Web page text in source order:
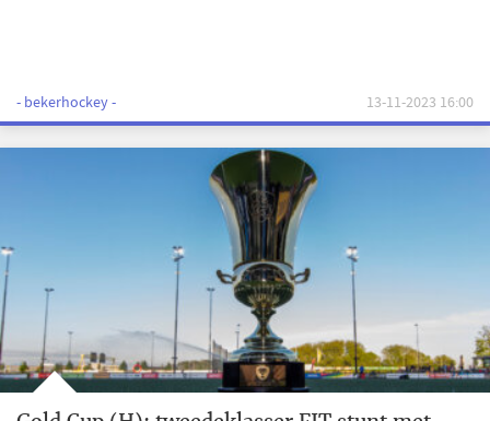
- bekerhockey - 13-11-2023 16:00